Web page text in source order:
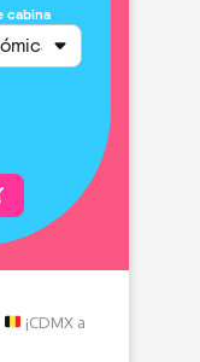
¡CDMX a